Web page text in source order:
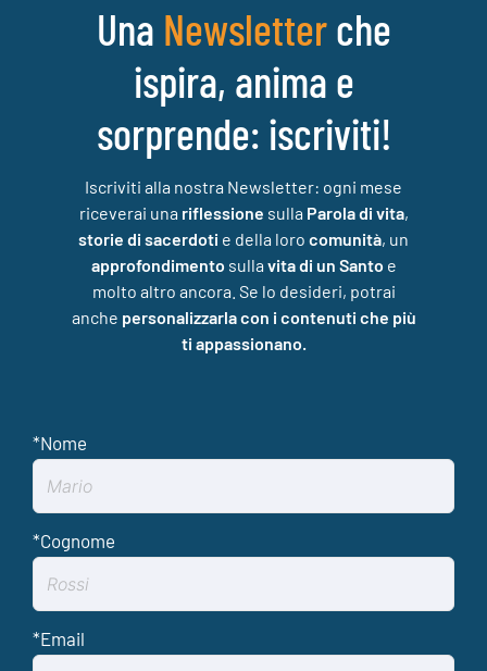
Una Newsletterche
ispira, anima e
sorprende: iscriviti!
Iscriviti alla nostra Newsletter: ogni mese
riceverai una riflessione sulla Parola di vita,
storie di sacerdoti e della loro comunità, un
approfondimento sulla vita di un Santo e
molto altro ancora. Se lo desideri, potrai
anche personalizzarla con i contenuti che più
ti appassionano.